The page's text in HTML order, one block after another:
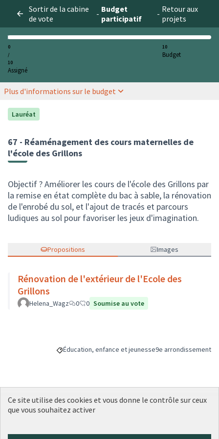
Sortir de la cabine
de vote
- Budget
participatif
- Retour aux
projets
0
/
10
Assigné
10
Budget
Plus d'informations sur le budget
Lauréat
67 - Réaménagement des cours maternelles de
l'école des Grillons
Objectif ? Améliorer les cours de l'école des Grillons par
la remise en état complète du bac à sable, la rénovation
de l'enrobé du sol, et l'ajout de tracés et parcours
ludiques au sol pour favoriser les jeux d'imagination.
Propositions Images
Rénovation de l'extérieur de l'Ecole des
Grillons
Helena_Wagz 0 0 Soumise au vote
Filtrer les résultats de la catégorie : Éducation,
Éducation, enfance et jeunesseFiltrer les résultats
9e arrondissement
Budget
Ce site utilise des cookies et vous donne le contrôle sur ceux
que vous souhaitez activer